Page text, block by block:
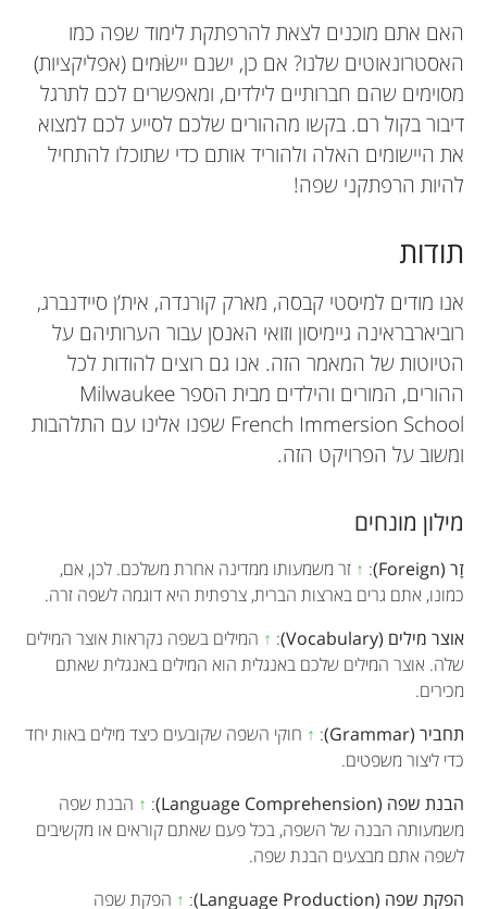
האם אתם מוכנים לצאת להרפתקת לימוד שפה כמו
האסטרונאוטים שלנו? אם כן, ישנם יישׂוּמים (אפליקציות)
מסוימים שהם חברותיים לילדים, ומאפשרים לכם לתרגל
דיבור בקול רם. בקשו מההורים שלכם לסייע לכם למצוא
את היישומים האלה ולהוריד אותם כדי שתוכלו להתחיל
להיות הרפתקני שפה!
תודות
אנו מודים למיסטי קבסה, מארק קורנדה, אית’ן סיידנברג,
רוביארבראינה גיימיסון וזואי האנסן עבור הערותיהם על
הטיוטות של המאמר הזה. אנו גם רוצים להודות לכל
ההורים, המורים והילדים מבית הספר Milwaukee
French Immersion School שפנו אלינו עם התלהבות
ומשוב על הפרויקט הזה.
מילון מונחים
זָר (Foreign) :
↑ זר משמעותו ממדינה אחרת משלכם. לכן, אם,
כמונו, אתם גרים בארצות הברית, צרפתית היא דוגמה לשפה זרה.
אוצר מילים (Vocabulary)
:
↑ המילים בשפה נקראות אוצר המילים
שלה. אוצר המילים שלכם באנגלית הוא המילים באנגלית שאתם
מכירים.
תחביר (Grammar)
:
↑ חוקי השפה שקובעים כיצד מילים באות יחד
כדי ליצור משפטים.
הבנת שפה (Language Comprehension)
:
↑ הבנת שפה
משמעותה הבנה של השפה, בכל פעם שאתם קוראים או מקשיבים
לשפה אתם מבצעים הבנת שפה.
הפקת שפה (Language Production)
:
↑ הפקת שפה